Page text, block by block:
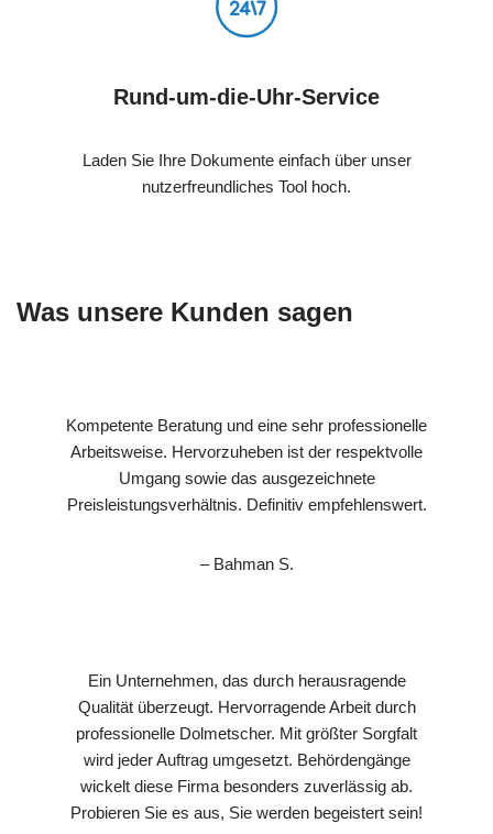
Rund-um-die-Uhr-Service
Laden Sie Ihre Dokumente einfach über unser
nutzerfreundliches Tool hoch.
Was unsere Kunden sagen
Kompetente Beratung und eine sehr professionelle
Arbeitsweise. Hervorzuheben ist der respektvolle
Umgang sowie das ausgezeichnete
Preisleistungsverhältnis. Definitiv empfehlenswert.
– Bahman S.
Ein Unternehmen, das durch herausragende
Qualität überzeugt. Hervorragende Arbeit durch
professionelle Dolmetscher. Mit größter Sorgfalt
wird jeder Auftrag umgesetzt. Behördengänge
wickelt diese Firma besonders zuverlässig ab.
Probieren Sie es aus, Sie werden begeistert sein!